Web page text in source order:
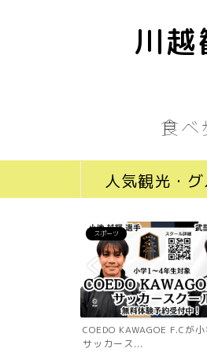
川
食べ
人気観光・グ
スポーツ
COEDO KAWAGOE F.Cが
サッカース...